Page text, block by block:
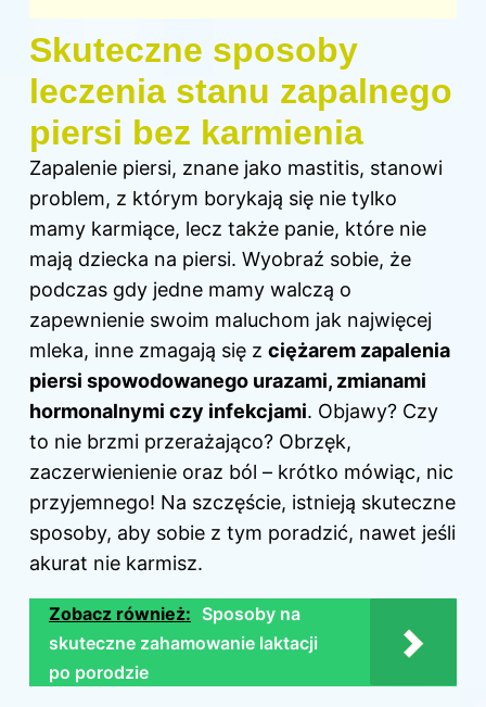
Skuteczne sposoby
leczenia stanu zapalnego
piersi bez karmienia
Zapalenie piersi, znane jako mastitis, stanowi
problem, z którym borykają się nie tylko
mamy karmiące, lecz także panie, które nie
mają dziecka na piersi. Wyobraź sobie, że
podczas gdy jedne mamy walczą o
zapewnienie swoim maluchom jak najwięcej
mleka, inne zmagają się z ciężarem zapalenia
piersi spowodowanego urazami, zmianami
hormonalnymi czy infekcjami. Objawy? Czy
to nie brzmi przerażająco? Obrzęk,
zaczerwienienie oraz ból – krótko mówiąc, nic
przyjemnego! Na szczęście, istnieją skuteczne
sposoby, aby sobie z tym poradzić, nawet jeśli
akurat nie karmisz.
Zobacz również: Sposoby na
skuteczne zahamowanie laktacji
po porodzie